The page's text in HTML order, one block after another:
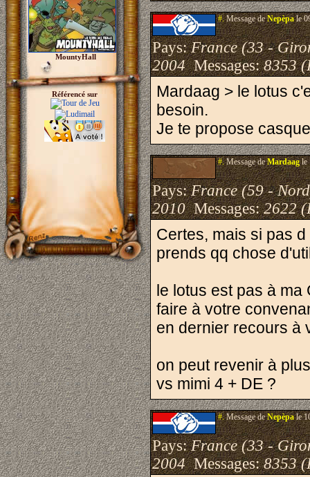
MountyHall
Référencé sur
#.Message deNepèpale
Pays:France (33 -
2004Messages:8353
Mardaag > le lotus
besoin.
Je te propose
#.Message deMardaagle
Pays:France (59 -
2010Messages:2622
Certes, mais si pas d
prends qq chose
le lotus est pas à ma
faire à votre
en dernier recours à
on peut revenir à
vs mimi 4 + DE ?
#.Message deNepèpale
Pays:France (33 -
2004Messages:8353